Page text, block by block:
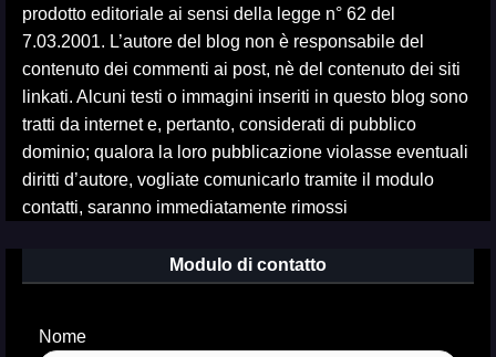
prodotto editoriale ai sensi della legge n° 62 del
7.03.2001. L’autore del blog non è responsabile del
contenuto dei commenti ai post, nè del contenuto dei siti
linkati. Alcuni testi o immagini inseriti in questo blog sono
tratti da internet e, pertanto, considerati di pubblico
dominio; qualora la loro pubblicazione violasse eventuali
diritti d’autore, vogliate comunicarlo tramite il modulo
contatti, saranno immediatamente rimossi
Modulo di contatto
Nome